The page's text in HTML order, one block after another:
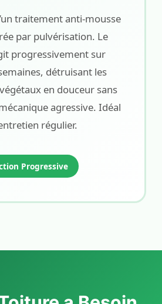
traitement anti-mousse
par pulvérisation. Le
progressivement sur
détruisant les
en douceur sans
agressive. Idéal
régulier.
Progressive